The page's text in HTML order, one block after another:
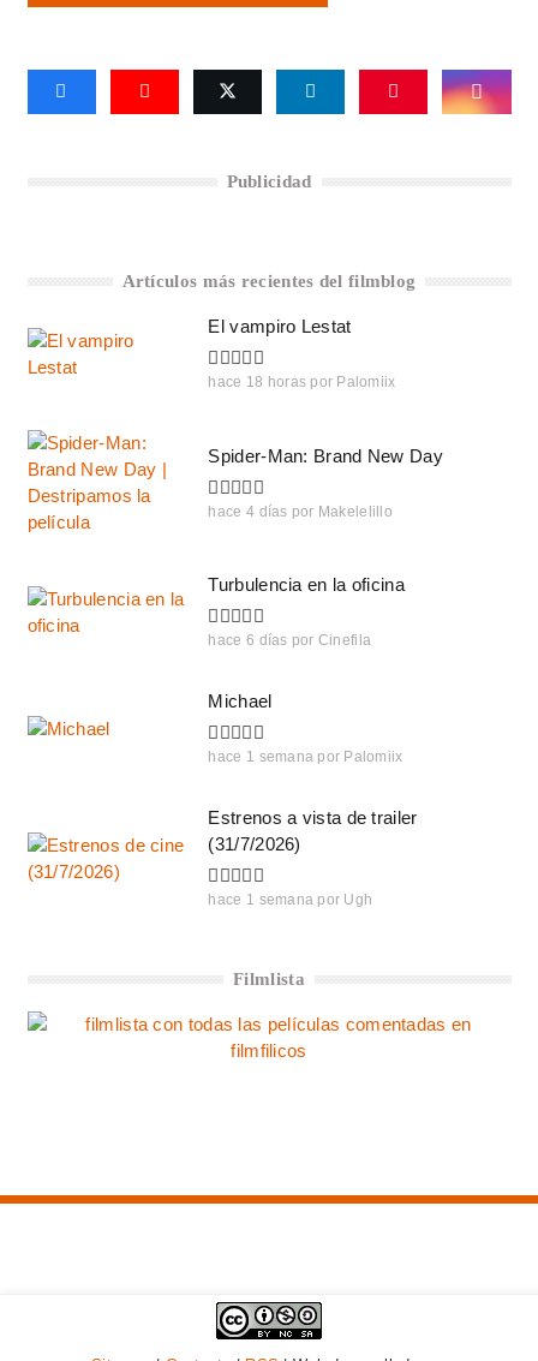
Publicidad
Artículos más recientes del filmblog
El vampiro Lestat
hace 18 horas por Palomiix
Spider-Man: Brand New Day
hace 4 días por Makelelillo
Turbulencia en la oficina
hace 6 días por Cinefila
Michael
hace 1 semana por Palomiix
Estrenos a vista de trailer
(31/7/2026)
hace 1 semana por Ugh
Filmlista